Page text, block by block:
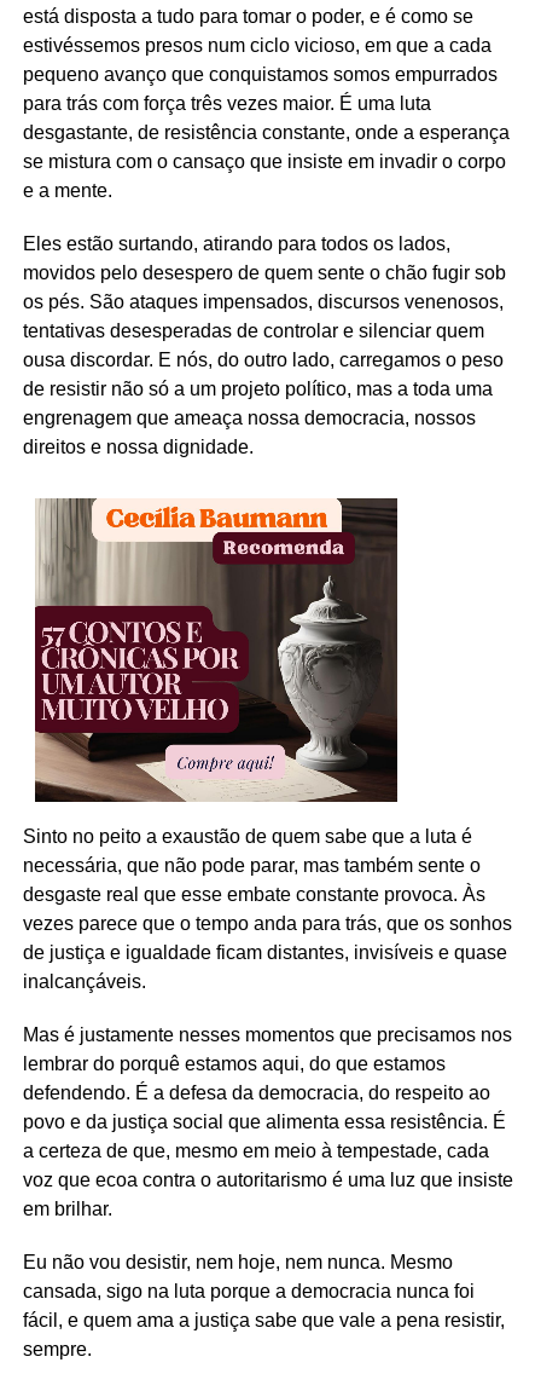
está disposta a tudo para tomar o poder, e é como se
estivéssemos presos num ciclo vicioso, em que a cada
pequeno avanço que conquistamos somos empurrados
para trás com força três vezes maior. É uma luta
desgastante, de resistência constante, onde a esperança
se mistura com o cansaço que insiste em invadir o corpo
e a mente.
Eles estão surtando, atirando para todos os lados,
movidos pelo desespero de quem sente o chão fugir sob
os pés. São ataques impensados, discursos venenosos,
tentativas desesperadas de controlar e silenciar quem
ousa discordar. E nós, do outro lado, carregamos o peso
de resistir não só a um projeto político, mas a toda uma
engrenagem que ameaça nossa democracia, nossos
direitos e nossa dignidade.
Sinto no peito a exaustão de quem sabe que a luta é
necessária, que não pode parar, mas também sente o
desgaste real que esse embate constante provoca. Às
vezes parece que o tempo anda para trás, que os sonhos
de justiça e igualdade ficam distantes, invisíveis e quase
inalcançáveis.
Mas é justamente nesses momentos que precisamos nos
lembrar do porquê estamos aqui, do que estamos
defendendo. É a defesa da democracia, do respeito ao
povo e da justiça social que alimenta essa resistência. É
a certeza de que, mesmo em meio à tempestade, cada
voz que ecoa contra o autoritarismo é uma luz que insiste
em brilhar.
Eu não vou desistir, nem hoje, nem nunca. Mesmo
cansada, sigo na luta porque a democracia nunca foi
fácil, e quem ama a justiça sabe que vale a pena resistir,
sempre.